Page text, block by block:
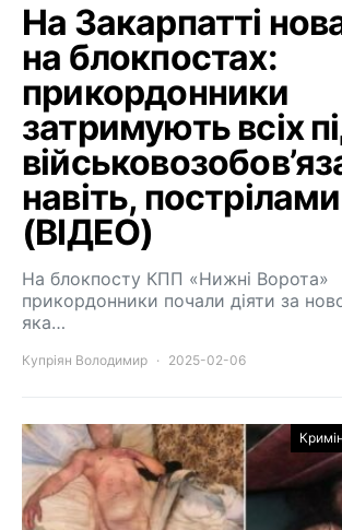
На Закарпатті
на блокпостах:
прикордонники
затримують всіх
навіть, пострілами
(ВІДЕО)
На блокпосту КПП «Нижні Ворота»
прикордонники почали діяти за
яка…
Купріян Володимир 2025-02-06